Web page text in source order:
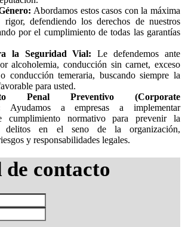
Abordamos estos casos con la máxima
rigor, defendiendo los derechos de nuestros
por el cumplimiento de todas las garantías
la Seguridad Vial: Le defendemos ante
alcoholemia, conducción sin carnet, exceso
conducción temeraria, buscando siempre la
para usted.
Penal Preventivo (Corporate
Ayudamos a empresas a implementar
cumplimiento normativo para prevenir la
delitos en el seno de la organización,
y responsabilidades legales.
contacto